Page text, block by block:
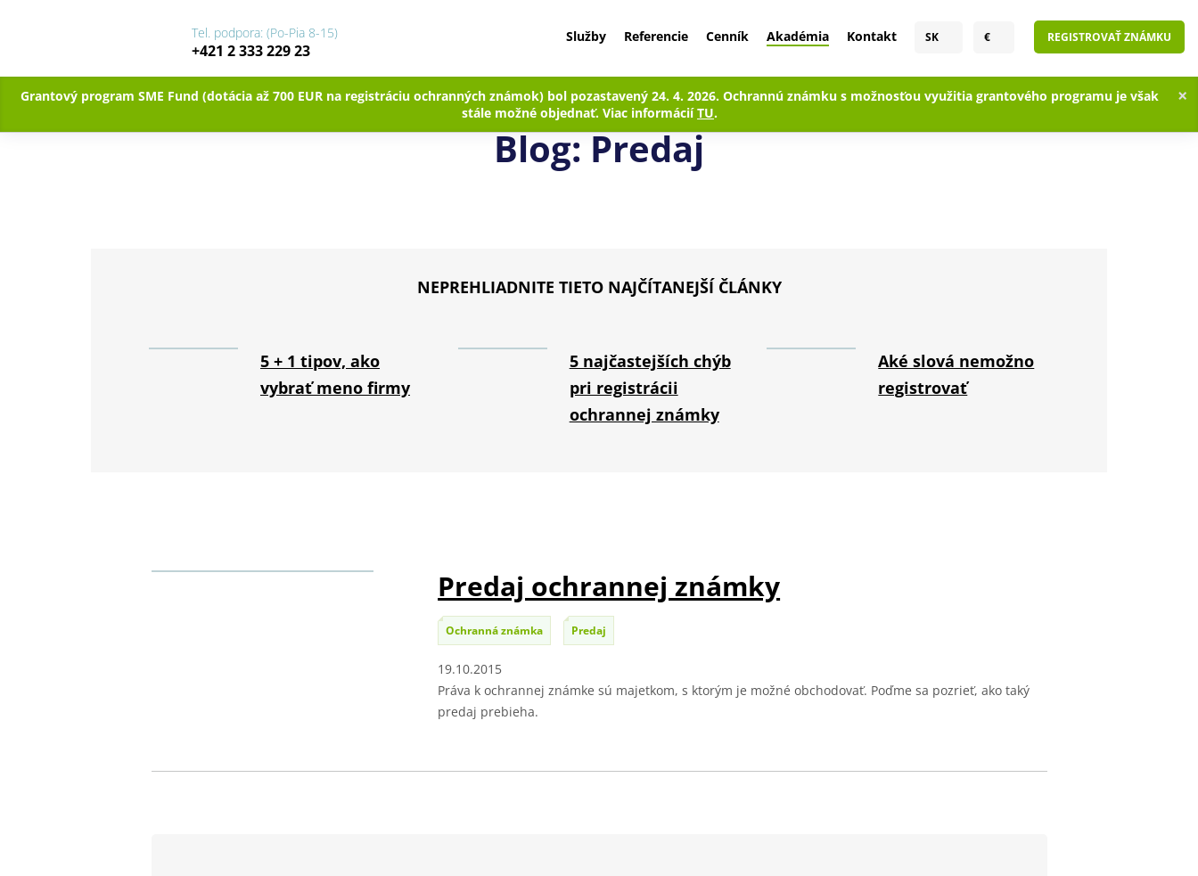
Služby Referencie Cenník Akadémia Kontakt SK € REGISTROVAŤ ZNÁMKU
Tel. podpora: (Po-Pia 8-15)
+421 2 333 229 23
Grantový program SME Fund (dotácia až 700 EUR na registráciu ochranných známok) bol pozastavený 24. 4. 2026. Ochrannú známku s možnosťou využitia grantového programu je však
stále možné objednať. Viac informáciíTU.
×
Blog: Predaj
NEPREHLIADNITE TIETO NAJČÍTANEJŠÍ ČLÁNKY
5 + 1 tipov, ako
vybrať meno firmy
5 najčastejších chýb
pri registrácii
ochrannej známky
Aké slová nemožno
registrovať
Predaj ochrannej známky
Ochranná známka Predaj
19.10.2015
Práva k ochrannej známke sú majetkom, s ktorým je možné obchodovať. Poďme sa pozrieť, ako taký
predaj prebieha.